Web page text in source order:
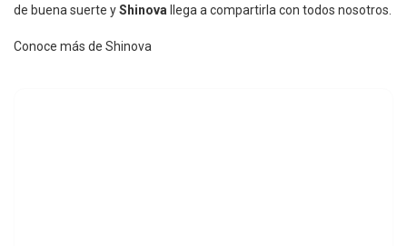
de buena suerte yShinova llega a compartirla con todos nosotros.
Conoce más de Shinova